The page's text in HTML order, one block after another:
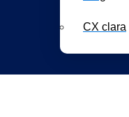
CX clara